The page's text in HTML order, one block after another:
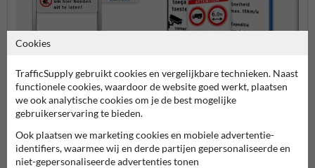
Honden borden
Entree- en toegangsborden
Eigen terrein borden
Cookies
TrafficSupply gebruikt cookies en vergelijkbare technieken. Naast
functionele cookies, waardoor de website goed werkt, plaatsen
we ook analytische cookies om je de best mogelijke
gebruikerservaring te bieden.
Ook plaatsen we marketing cookies en mobiele advertentie-
identifiers, waarmee wij en derde partijen gepersonaliseerde en
niet-gepersonaliseerde advertenties tonen